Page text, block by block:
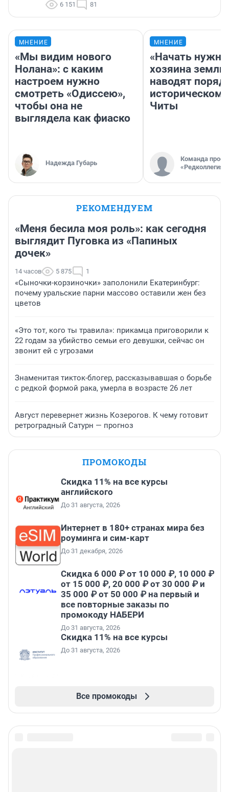
6 151 81
МНЕНИЕ
«Мы видим нового
Нолана»: с каким
настроем нужно
смотреть «Одиссею»,
чтобы она не
выглядела как фиаско
Надежда Губарь
МНЕНИЕ
«Начать нужно
хозяина
наводят
историческом
Читы
Команда
«Редколлегия»
РЕКОМЕНДУЕМ
«Меня бесила моя роль»: как сегодня
выглядит Пуговка из «Папиных
дочек»
14 часов 5 875 1
«Сыночки-корзиночки» заполонили Екатеринбург:
почему уральские парни массово оставили жен без
цветов
«Это тот, кого ты травила»: прикамца приговорили к
22 годам за убийство семьи его девушки, сейчас он
звонит ей с угрозами
Знаменитая тикток-блогер, рассказывавшая о борьбе
с редкой формой рака, умерла в возрасте 26 лет
Август перевернет жизнь Козерогов. К чему готовит
ретроградный Сатурн — прогноз
ПРОМОКОДЫ
Скидка 11% на все курсы
английского
До 31 августа, 2026
Интернет в 180+ странах мира без
роуминга и сим-карт
До 31 декабря, 2026
Скидка 6 000 ₽ от 10 000 ₽, 10 000 ₽
от 15 000 ₽, 20 000 ₽ от 30 000 ₽ и
35 000 ₽ от 50 000 ₽ на первый и
все повторные заказы по
промокоду НАБЕРИ
До 31 августа, 2026
Скидка 11% на все курсы
До 31 августа, 2026
Все промокоды